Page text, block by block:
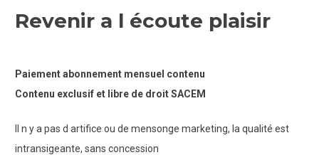
Revenir a l écoute plaisir
Paiement abonnement mensuel contenu
Contenu exclusif et libre de droit SACEM
Il n y a pas d artifice ou de mensonge marketing, la qualité est
intransigeante, sans concession